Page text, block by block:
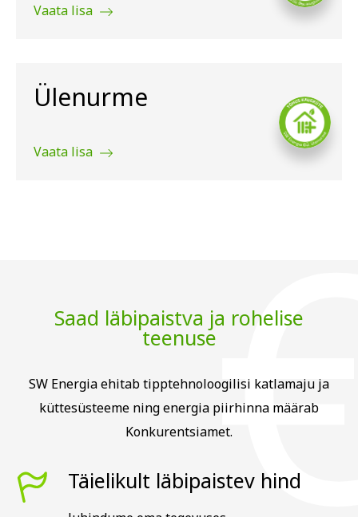
Vaata lisa
Ülenurme
Vaata lisa
Saad läbipaistva ja rohelise
teenuse
SW Energia ehitab tipptehnoloogilisi katlamaju ja
küttesüsteeme ning energia piirhinna määrab
Konkurentsiamet.
Täielikult läbipaistev hind